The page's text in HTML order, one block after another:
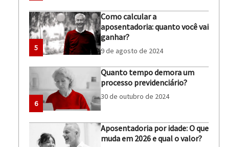
5
Como calcular a
aposentadoria: quanto você vai
ganhar?
9 de agosto de 2024
6
Quanto tempo demora um
processo previdenciário?
30 de outubro de 2024
Aposentadoria por idade: O que
muda em 2026 e qual o valor?